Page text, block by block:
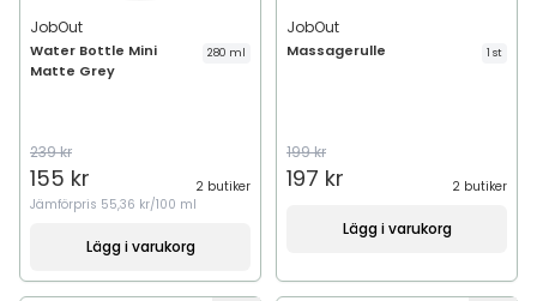
JobOut
Water Bottle Mini
Matte Grey
280 ml
239 kr
155 kr
2 butiker
Jämförpris 55,36 kr/100 ml
Lägg i varukorg
JobOut
Massagerulle 1 st
199 kr
197 kr 2 butiker
Lägg i varukorg